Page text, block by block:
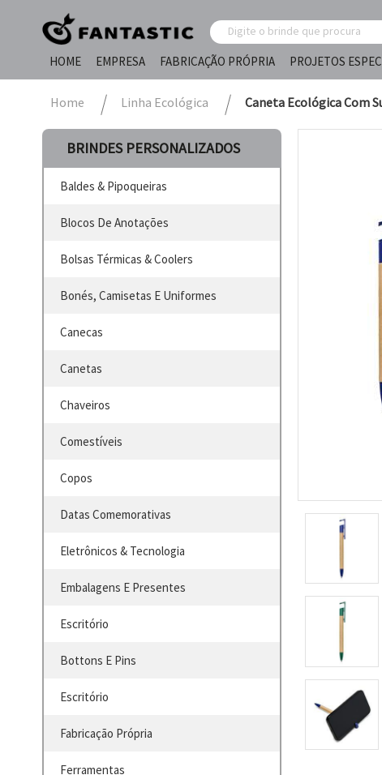
HOME
EMPRESA FABRICAÇÃO PRÓPRIA PROJETOS
Home Linha Ecológica Caneta Ecológica Com
BRINDES PERSONALIZADOS
Baldes & Pipoqueiras
Blocos De Anotações
Bolsas Térmicas & Coolers
Bonés, Camisetas E Uniformes
Canecas
Canetas
Chaveiros
Comestíveis
Copos
Datas Comemorativas
Eletrônicos & Tecnologia
Embalagens E Presentes
Escritório
Bottons E Pins
Escritório
Fabricação Própria
Ferramentas